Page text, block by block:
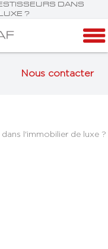
DANS
?
Nous contacter
l'immobilier de luxe ?